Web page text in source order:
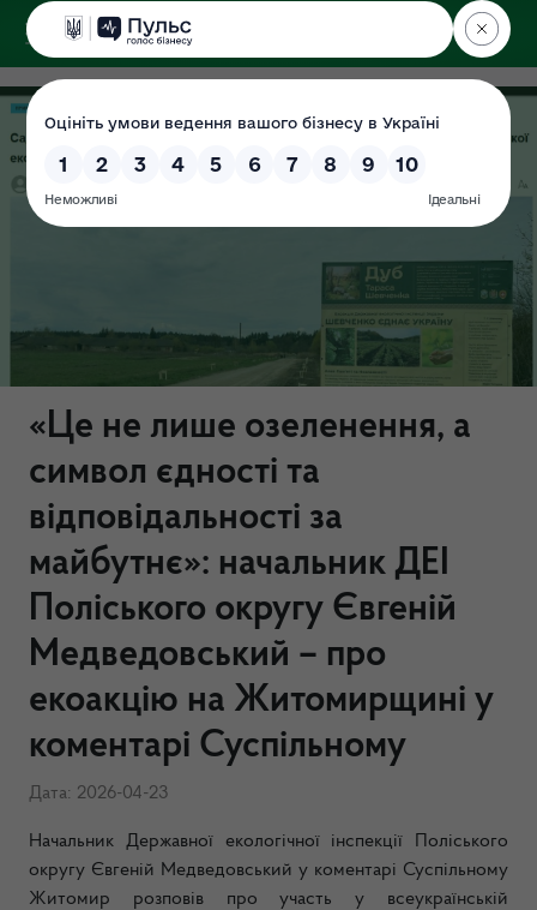
ДЕРЖЕКОІНСПЕКЦІЯ
Поліського округу
«Це не лише озеленення, а
символ єдності та
відповідальності за
майбутнє»: начальник ДЕІ
Поліського округу Євгеній
Медведовський – про
екоакцію на Житомирщині у
коментарі Суспільному
Дата: 2026-04-23
Начальник Державної екологічної інспекції Поліського
округу Євгеній Медведовський у коментарі Суспільному
Житомир розповів про участь у всеукраїнській